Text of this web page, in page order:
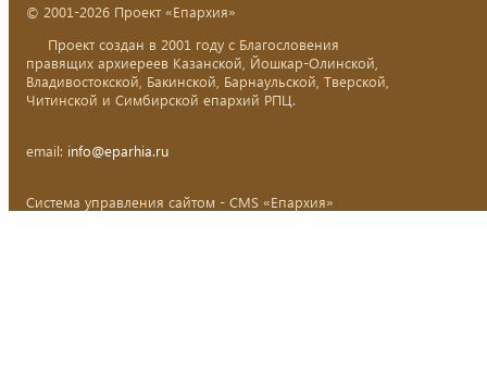
© 2001-2026 Проект «Епархия»
Проект создан в 2001 году с Благословения
правящих архиереев Казанской, Йошкар-Олинской,
Владивостокской, Бакинской, Барнаульской, Тверской,
Читинской и Симбирской епархий РПЦ.
email: info@eparhia.ru
Система управления сайтом - CMS «Епархия»